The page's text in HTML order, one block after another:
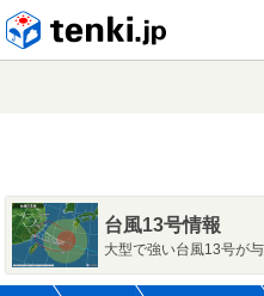
台風13号情報
大型で強い台風13号が